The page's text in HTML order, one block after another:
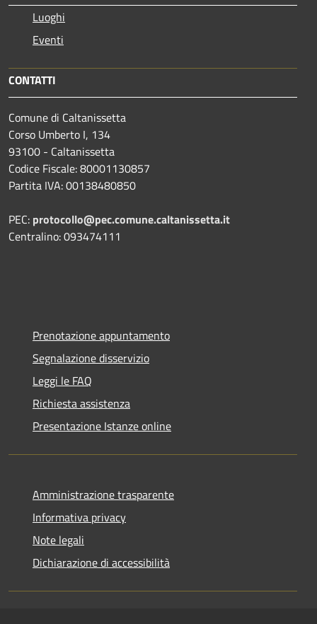
Luoghi
Eventi
CONTATTI
Comune di Caltanissetta
Corso Umberto I, 134
93100 - Caltanissetta
Codice Fiscale: 80001130857
Partita IVA: 00138480850
PEC: protocollo@pec.comune.caltanissetta.it
Centralino: 093474111
Prenotazione appuntamento
Segnalazione disservizio
Leggi le FAQ
Richiesta assistenza
Presentazione Istanze online
Amministrazione trasparente
Informativa privacy
Note legali
Dichiarazione di accessibilità